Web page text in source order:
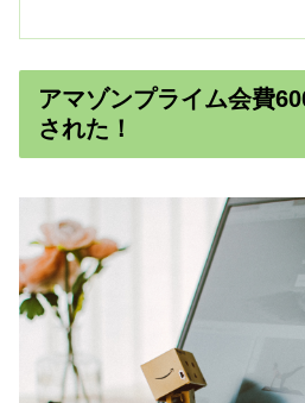
アマゾンプライム会費
された！